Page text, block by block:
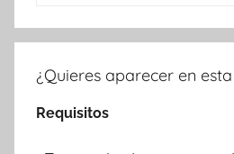
¿Quieres aparecer en
Requisitos